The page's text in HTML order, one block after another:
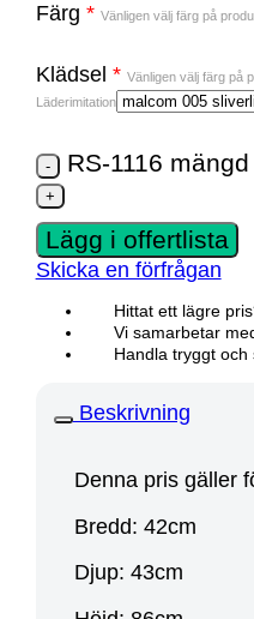
Färg * Vänligen välj färg på
Klädsel * Vänligen välj färg på
Läderimitation
RS-1116 mängd
Lägg i offertlista
Skicka en förfrågan
Hittat ett lägre
Vi samarbetar
Handla tryggt och
Beskrivning
Denna pris gäller
Bredd: 42cm
Djup: 43cm